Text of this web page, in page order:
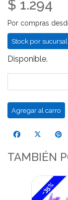
$ 1.294
Por compras
Stock por sucursal
Disponible.
Agregar al carro
TAMBIÉN
-35%